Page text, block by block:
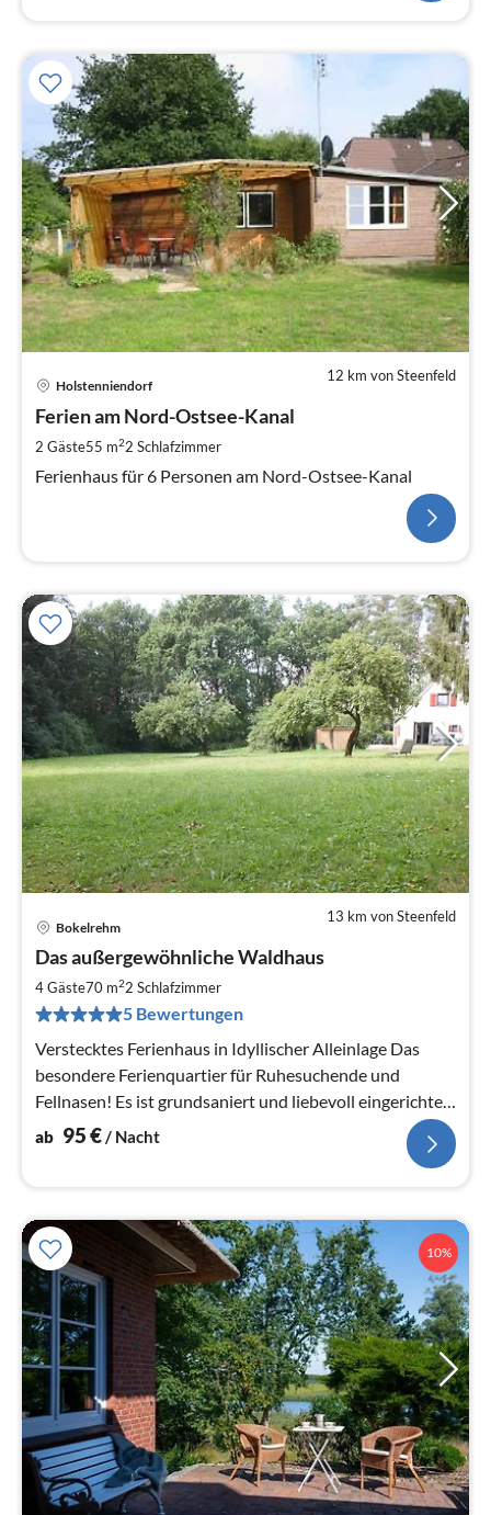
12 km von Steenfeld
Holstenniendorf
Ferien am Nord-Ostsee-Kanal
2 Gäste55 m22 Schlafzimmer
Ferienhaus für 6 Personen am Nord-Ostsee-Kanal
13 km von Steenfeld
Bokelrehm
Das außergewöhnliche Waldhaus
4 Gäste70 m22 Schlafzimmer
5 Bewertungen
Verstecktes Ferienhaus in Idyllischer Alleinlage Das
besondere Ferienquartier für Ruhesuchende und
Fellnasen! Es ist grundsaniert und liebevoll eingerichtet
2500qm eingez.Grundstück
ab 95€/ Nacht
10%